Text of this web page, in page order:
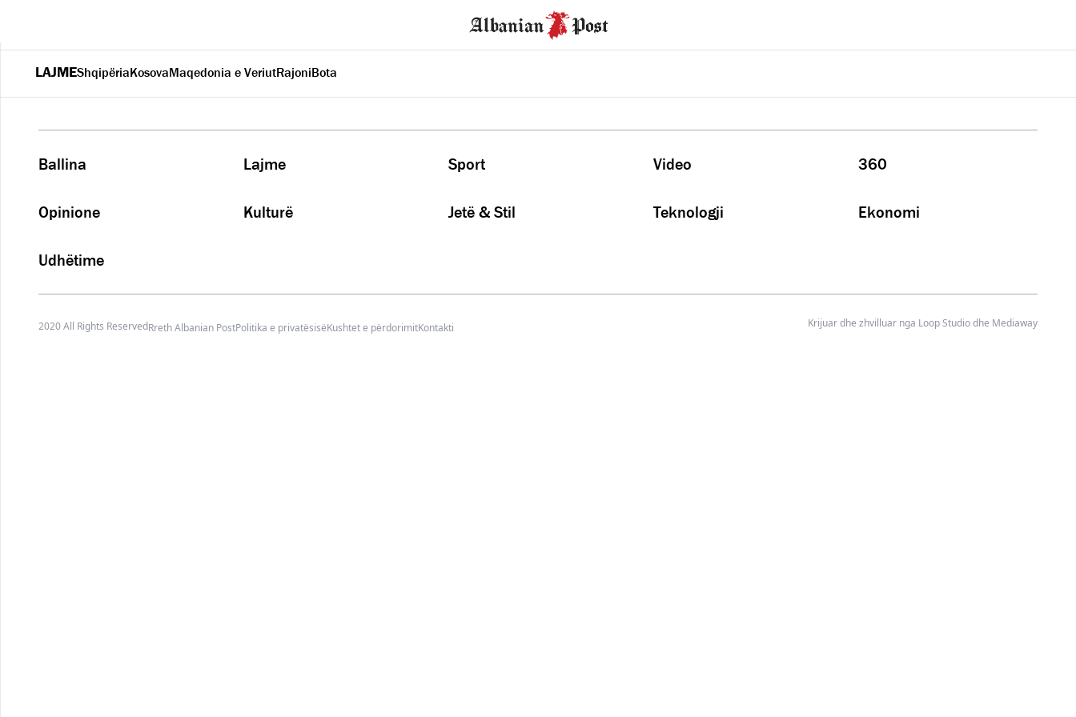
LAJMEShqipëriaKosovaMaqedonia e VeriutRajoniBota
Ballina Lajme Sport Video 360
Opinione Kulturë Jetë & Stil Teknologji Ekonomi
Udhëtime
2020 All Rights ReservedRreth Albanian PostPolitika e privatësisëKushtet e përdorimitKontakti Krijuar dhe zhvilluar nga Loop Studiodhe Mediaway